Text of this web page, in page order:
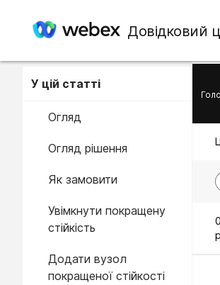
Довідковий
У цій статті
Огляд
Огляд рішення
Як замовити
Увімкнути покращену
стійкість
Додати вузол
покращеної стійкості